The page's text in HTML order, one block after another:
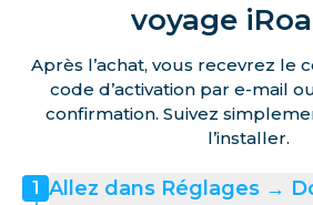
voyage
Après l’achat, vous recevrez le
code d’activation par e-mail
confirmation. Suivez
l’installer.
1 Allez dans Réglages →